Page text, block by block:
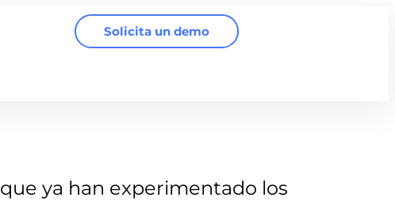
Solicita un demo
que ya han experimentado los